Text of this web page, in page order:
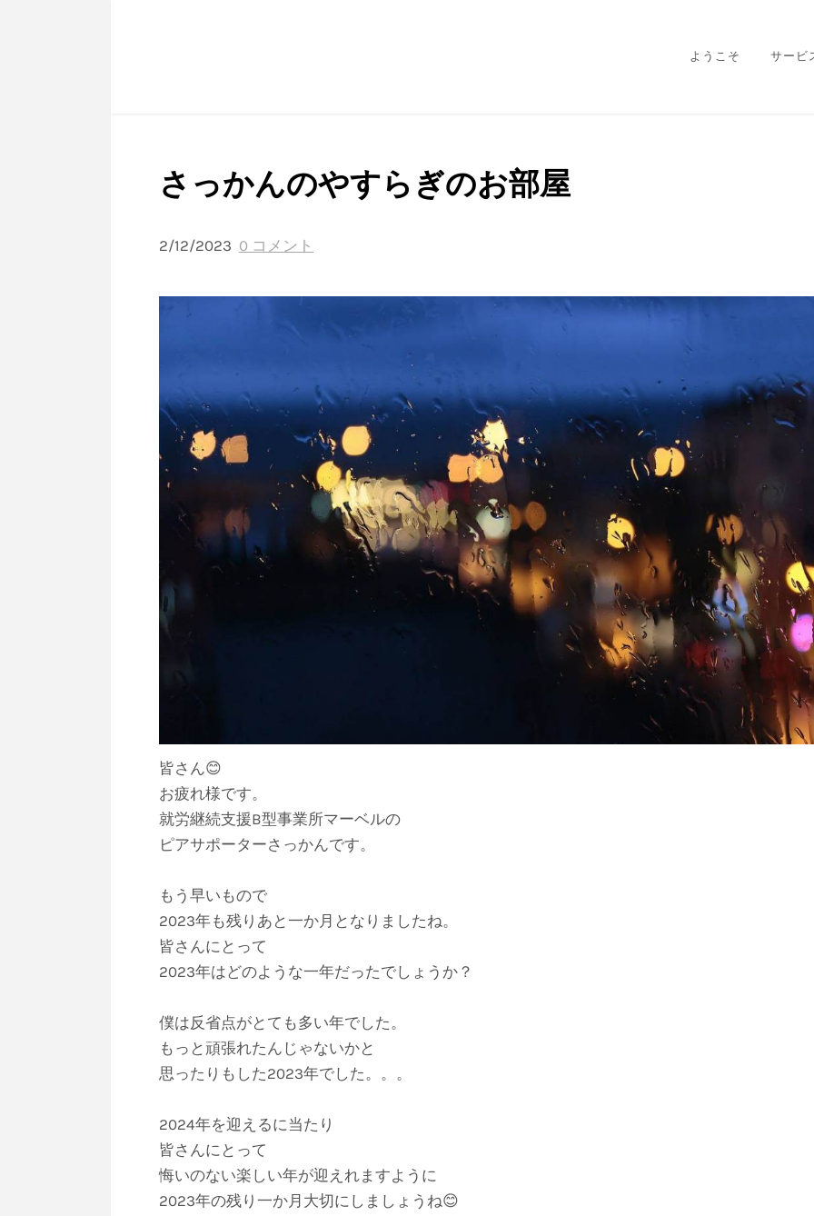
ようこそ サービ
さっかんのやすらぎのお部屋
2/12/2023 0 コメント
皆さん😊
お疲れ様です。
就労継続支援B型事業所マーベルの
ピアサポーターさっかんです。
もう早いもので
2023年も残りあと一か月となりましたね。
皆さんにとって
2023年はどのような一年だったでしょうか？
僕は反省点がとても多い年でした。
もっと頑張れたんじゃないかと
思ったりもした2023年でした。。。
2024年を迎えるに当たり
皆さんにとって
悔いのない楽しい年が迎えれますように
2023年の残り一か月大切にしましょうね😊